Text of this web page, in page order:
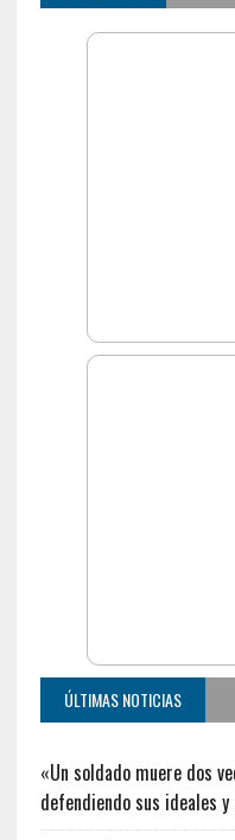
ÚLTIMAS NOTICIAS
«Un soldado muere dos
defendiendo sus ideales